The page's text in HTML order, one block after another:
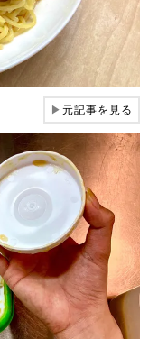
▶元記事を見る